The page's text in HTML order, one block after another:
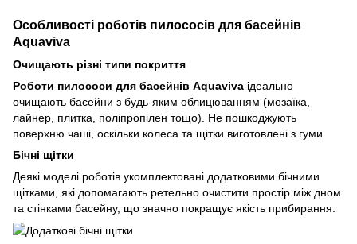
Особливості роботів пилососів для басейнів
Aquaviva
Очищають різні типи покриття
Роботи пилососи для басейнів Aquaviva ідеально
очищають басейни з будь-яким облицюванням (мозаїка,
лайнер, плитка, поліпропілен тощо). Не пошкоджують
поверхню чаші, оскільки колеса та щітки виготовлені з гуми.
Бічні щітки
Деякі моделі роботів укомплектовані додатковими бічними
щітками, які допомагають ретельно очистити простір між дном
та стінками басейну, що значно покращує якість прибирання.